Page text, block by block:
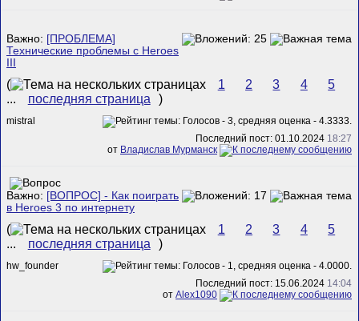
Важно: [ПРОБЛЕМА]
Технические проблемы с Heroes
( 1 2 3 4
5
...
последняя страница )
mistral
Последний пост: 01.10.2024 18:27
от Владислав Мурманск
Важно: [ВОПРОС] - Как поиграть
в Heroes 3 по интернету
( 1 2 3 4
5
...
последняя страница )
hw_founder
Последний пост: 15.06.2024 14:04
от Alex1090